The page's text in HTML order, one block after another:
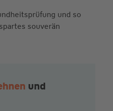
und so
souverän
und